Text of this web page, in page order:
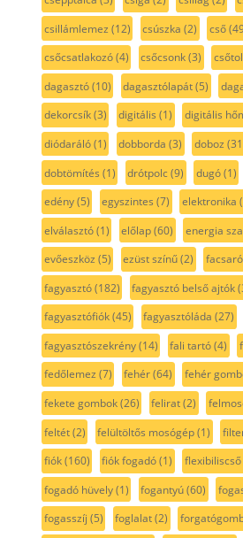
csillámlemez (12) csúszka (2) cső
csőcsatlakozó(4) csőcsonk(3)
dagasztó(10) dagasztólapát(5)
dekorcsík(3) digitális (1) digitális
diódaráló(1) dobborda (3) doboz
dobtömítés (1) drótpolc(9) dugó(1)
edény(5) egyszintes (7) elektronika
elválasztó(1) előlap(60) energia
evőeszköz (5) ezüst színű(2)
fagyasztó(182) fagyasztó belső ajtók
fagyasztófiók(45) fagyasztóláda (27)
fagyasztószekrény(14) fali tartó(4)
fedőlemez (7) fehér(64) fehér
fekete gombok(26) felirat(2)
feltét(2) felültöltős mosógép(1)
fiók(160) fiók fogadó(1) flexibiliscső
fogadó hüvely(1) fogantyú(60)
fogasszíj (5) foglalat(2)